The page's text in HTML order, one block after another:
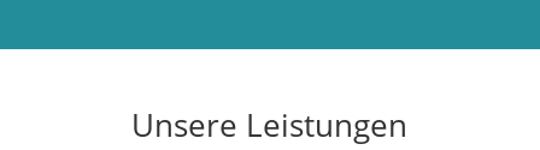
Unsere Leistungen